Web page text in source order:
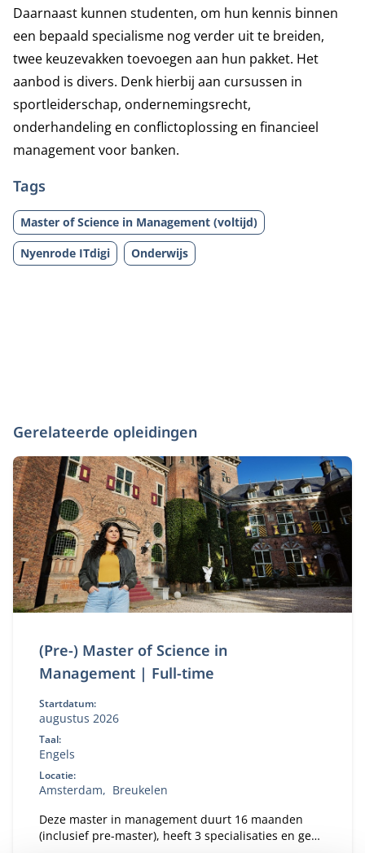
Daarnaast kunnen studenten, om hun kennis binnen
een bepaald specialisme nog verder uit te breiden,
twee keuzevakken toevoegen aan hun pakket. Het
aanbod is divers. Denk hierbij aan cursussen in
sportleiderschap, ondernemingsrecht,
onderhandeling en conflictoplossing en financieel
management voor banken.
Tags
Master of Science in Management (voltijd)
Nyenrode ITdigi
Onderwijs
Gerelateerde opleidingen
(Pre-) Master of Science in
Management | Full-time
Startdatum:
augustus 2026
Taal:
Engels
Locatie:
Amsterdam
Breukelen
Deze master in management duurt 16 maanden
(inclusief pre-master), heeft 3 specialisaties en geeft